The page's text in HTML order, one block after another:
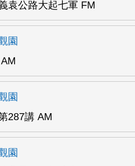
袁公路大起七軍 FM
園
園
287講 AM
園